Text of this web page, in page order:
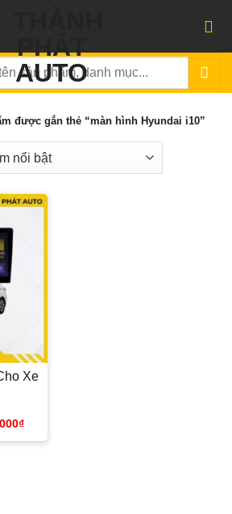
được gắn thẻ “màn hình Hyundai i10”
Xe
₫